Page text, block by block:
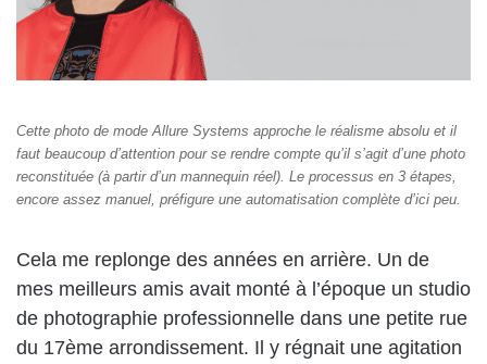
Cette photo de mode Allure Systems approche le réalisme absolu et il
faut beaucoup d’attention pour se rendre compte qu’il s’agit d’une photo
reconstituée (à partir d’un mannequin réel). Le processus en 3 étapes,
encore assez manuel, préfigure une automatisation complète d’ici peu.
Cela me replonge des années en arrière. Un de
mes meilleurs amis avait monté à l’époque un studio
de photographie professionnelle dans une petite rue
du 17ème arrondissement. Il y régnait une agitation